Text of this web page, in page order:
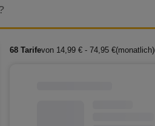
7 im Vergleich
68 Tarifevon 14,99 € - 74,95 €(monatlich)